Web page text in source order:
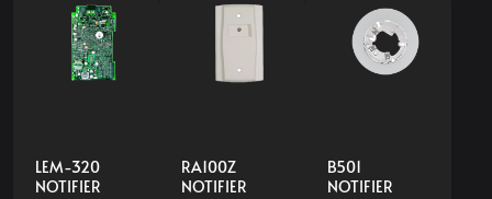
LEM-320
NOTIFIER
RA100Z
NOTIFIER
B501
NOTIFIER